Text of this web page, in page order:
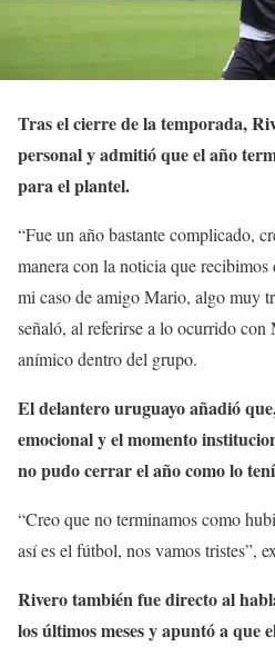
Tras el cierre de la temporada,
personal y admitió que el año
para el plantel.
“Fue un año bastante complicado,
manera con la noticia que recibimos
mi caso de amigo Mario, algo muy
señaló, al referirse a lo ocurrido
anímico dentro del grupo.
El delantero uruguayo añadió
emocional y el momento
no pudo cerrar el año como lo
“Creo que no terminamos como
así es el fútbol, nos vamos tristes”,
Rivero también fue directo al
los últimos meses y apuntó a que